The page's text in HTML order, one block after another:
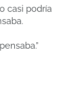
casi podría